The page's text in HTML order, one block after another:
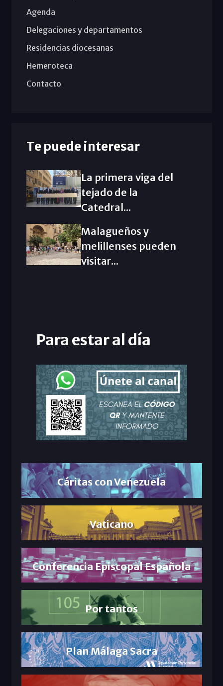
Agenda
Delegaciones y departamentos
Residencias diocesanas
Hemeroteca
Contacto
Te puede interesar
La primera viga del
tejado de la
Catedral...
Malagueños y
melillenses pueden
visitar...
Para estar al día
Cáritas con Venezuela
Vaticano
Conferencia Episcopal Española
Por tantos
Plan Málaga Sacra